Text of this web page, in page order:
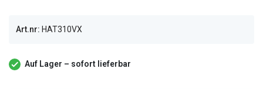
Art.nr: HAT310VX
Auf Lager – sofort lieferbar